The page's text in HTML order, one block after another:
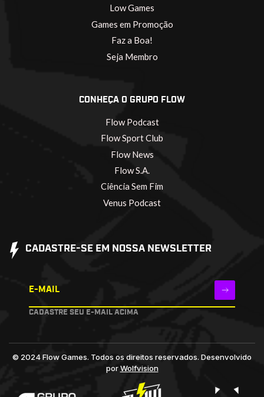
Low Games
Games em Promoção
Faz a Boa!
Seja Membro
CONHEÇA O GRUPO FLOW
Flow Podcast
Flow Sport Club
Flow News
Flow S.A.
Ciência Sem Fim
Venus Podcast
CADASTRE-SE EM NOSSA NEWSLETTER
E-MAIL
CADASTRE SEU E-MAIL ACIMA
© 2024 Flow Games. Todos os direitos reservados. Desenvolvido
porWolfvision